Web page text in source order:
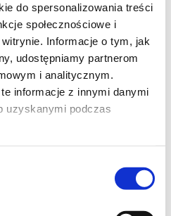
do spersonalizowania treści
społecznościowe i
Informacje o tym, jak
udostępniamy partnerom
i analitycznym.
informacje z innymi danymi
uzyskanymi podczas
a partire da agosto
che partecipano
entro agosto
2026, i veicoli di peso
saranno obbligati ad
possono essere
alla marca del
che viaggiano su